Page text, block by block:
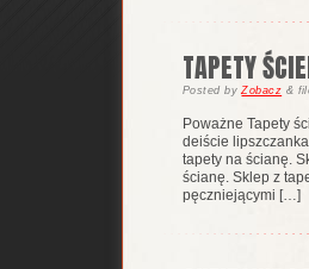
TAPETY
PostedbyZobacz &
Poważne Tapety
deiście
tapety na ścianę.
ścianę. Sklep z
pęczniejącymi […]